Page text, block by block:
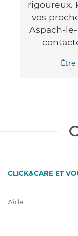
rigoureux.
vos
Aspach-
Être
CLICK&CARE ET
Aide